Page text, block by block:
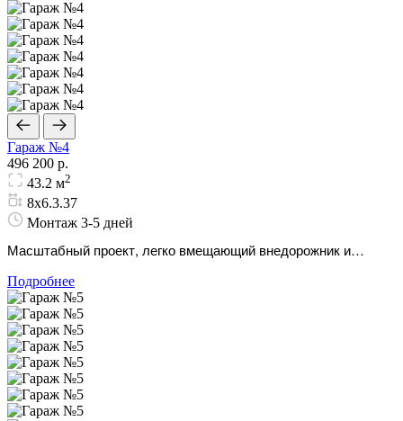
Гараж №4
496 200 р.
43.2 м2
8х6.3.37
Монтаж 3-5 дней
Масштабный проект, легко вмещающий внедорожник и
компактном участке.
Подробнее